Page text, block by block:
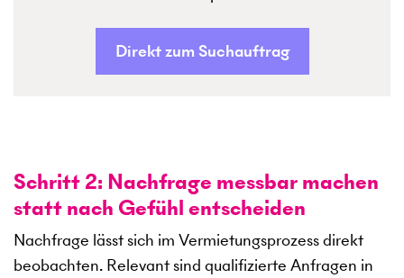
Direkt zum Suchauftrag
Schritt 2: Nachfrage messbar machen
statt nach Gefühl entscheiden
Nachfrage lässt sich im Vermietungsprozess direkt
beobachten. Relevant sind qualifizierte Anfragen in